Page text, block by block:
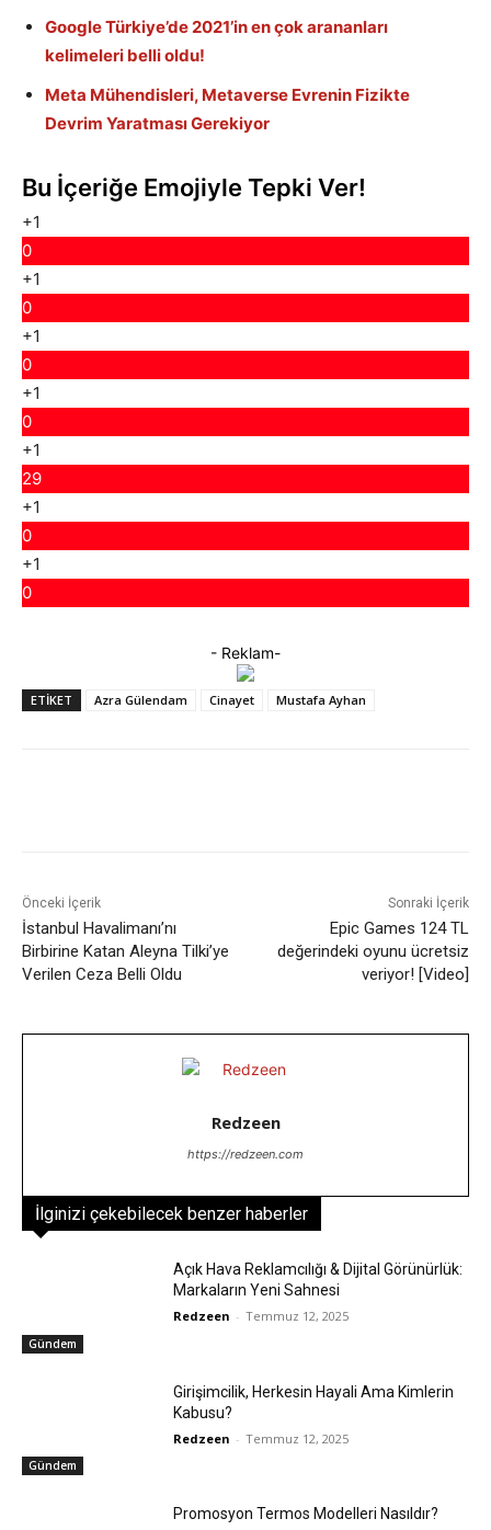
Google Türkiye’de 2021’in en çok arananları
kelimeleri belli oldu!
Meta Mühendisleri, Metaverse Evrenin Fizikte
Devrim Yaratması Gerekiyor
Bu İçeriğe Emojiyle Tepki Ver!
+1
0
+1
0
+1
0
+1
0
+1
29
+1
0
+1
0
- Reklam-
ETIKET Azra Gülendam Cinayet Mustafa Ayhan
Önceki İçerik
İstanbul Havalimanı’nı
Birbirine Katan Aleyna Tilki’ye
Verilen Ceza Belli Oldu
Sonraki İçerik
Epic Games 124 TL
değerindeki oyunu ücretsiz
veriyor! [Video]
Redzeen
https://redzeen.com
İlginizi çekebilecek benzer haberler
Gündem
Açık Hava Reklamcılığı & Dijital Görünürlük:
Markaların Yeni Sahnesi
Redzeen - Temmuz 12, 2025
Gündem
Girişimcilik, Herkesin Hayali Ama Kimlerin
Kabusu?
Redzeen - Temmuz 12, 2025
Promosyon Termos Modelleri Nasıldır?